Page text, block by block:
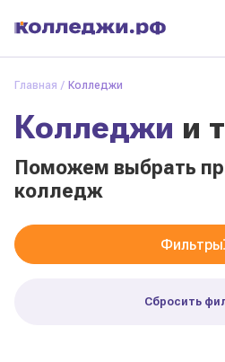
Главная Колледжи
Колледжи и
Поможем выбрать
колледж
Фильтры
Сбросить